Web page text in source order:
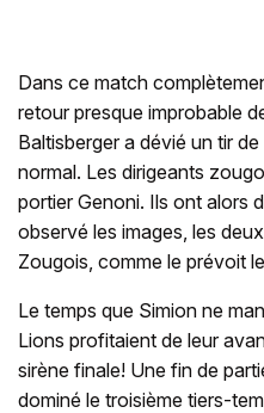
Dans ce match
retour presque improbable
Baltisberger a dévié un tir
normal. Les dirigeants
portier Genoni. Ils ont alors
observé les images, les
Zougois, comme le prévoit
Le temps que Simion ne
Lions profitaient de leur
sirène finale! Une fin de
dominé le troisième tiers-